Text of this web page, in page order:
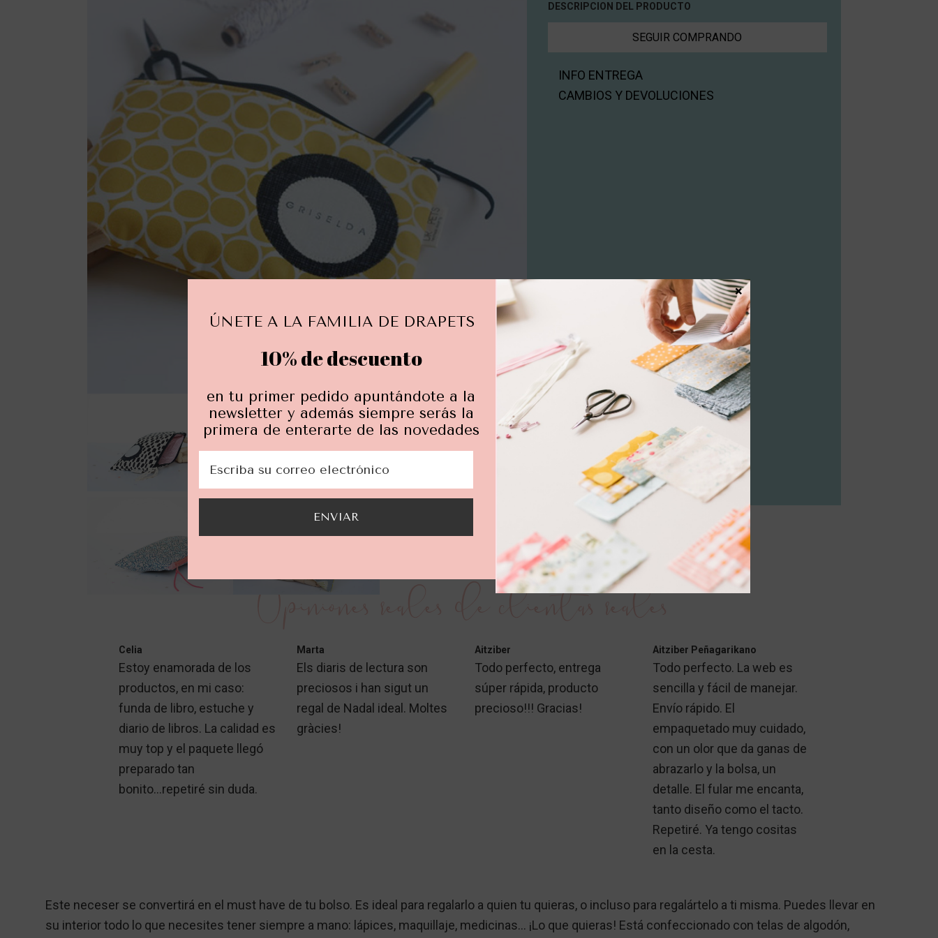
DESCRIPCION DEL PRODUCTO
SEGUIR COMPRANDO
INFO ENTREGA
CAMBIOS Y DEVOLUCIONES
¿Quieres personalizar tu Drapets?
Descubre cómo aquí.
Opiniones reales de clientas reales
Celia
Estoy enamorada de los
productos, en mi caso:
funda de libro, estuche y
diario de libros. La calidad es
muy top y el paquete llegó
preparado tan
bonito...repetiré sin duda.
Marta
Els diaris de lectura son
preciosos i han sigut un
regal de Nadal ideal. Moltes
gràcies!
Aitziber
Todo perfecto, entrega
súper rápida, producto
precioso!!! Gracias!
Aitziber Peñagarikano
Todo perfecto. La web es
sencilla y fácil de manejar.
Envío rápido. El
empaquetado muy cuidado,
con un olor que da ganas de
abrazarlo y la bolsa, un
detalle. El fular me encanta,
tanto diseño como el tacto.
Repetiré. Ya tengo cositas
en la cesta.
Este neceser se convertirá en el must have de tu bolso. Es ideal para regalarlo a quien tu quieras, o incluso para regalártelo a ti misma. Puedes llevar en
su interior todo lo que necesites tener siempre a mano: lápices, maquillaje, medicinas… ¡Lo que quieras! Está confeccionado con telas de algodón,
ENVIAR
ÚNETE A LA FAMILIA DE DRAPETS
10% de descuento
en tu primer pedido apuntándote a la
newsletter y además siempre serás la
primera de enterarte de las novedades
×